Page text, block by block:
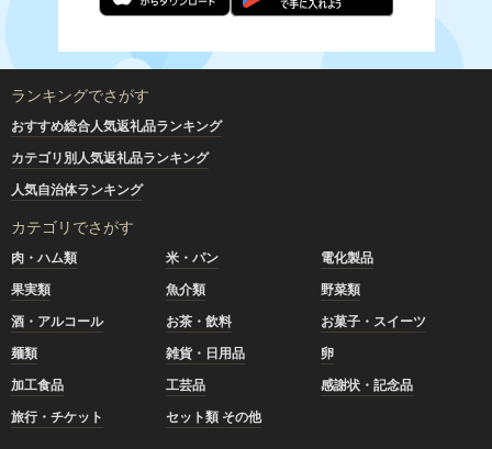
ランキングでさがす
おすすめ総合人気返礼品ランキング
カテゴリ別人気返礼品ランキング
人気自治体ランキング
カテゴリでさがす
肉・ハム類 米・パン
電化製品
果実類
魚介類
野菜類
酒・アルコール
お茶・飲料
お菓子・スイーツ
麺類
雑貨・日用品
卵
加工食品
工芸品
感謝状・記念品
旅行・チケット
セット類 その他